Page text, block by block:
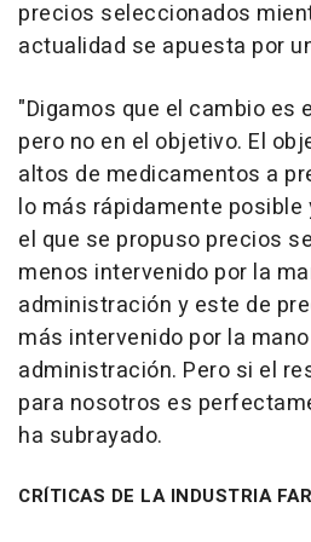
precios seleccionados
actualidad se apuesta por
"Digamos que el cambio es
pero no en el objetivo. El
altos de medicamentos a
lo más rápidamente
el que se propuso precios
menos intervenido por la
administración y este de
más intervenido por la
administración. Pero si el
para nosotros es
ha subrayado.
CRÍTICAS DE LA INDUSTRIA